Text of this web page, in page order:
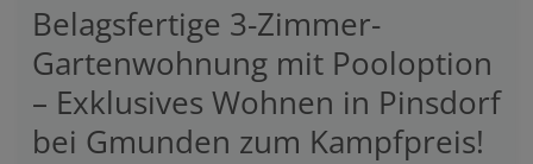
Belagsfertige 3-Zimmer-
Gartenwohnung mit Pooloption
– Exklusives Wohnen in Pinsdorf
bei Gmunden zum Kampfpreis!